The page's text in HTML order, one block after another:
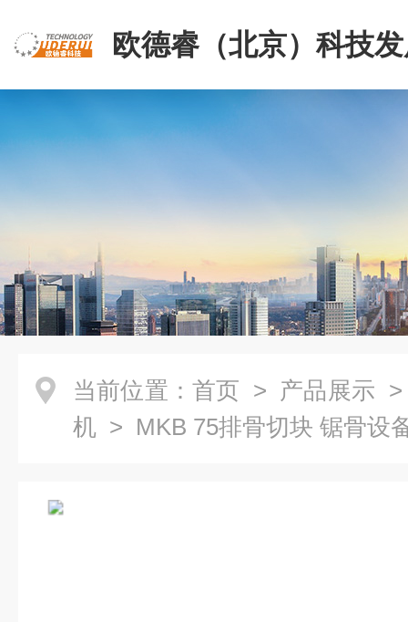
欧德睿（北京）科技
公司
当前位置： 首页 > 产品展示
机 > MKB 75排骨切块 锯骨设